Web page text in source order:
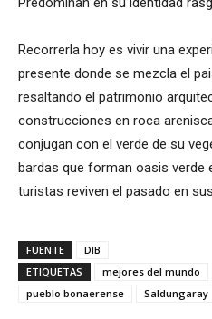
Recorrerla hoy es vivir una
presente donde se mezcla el
resaltando el patrimonio
construcciones en roca
conjugan con el verde de su
bardas que forman oasis verde
turistas reviven el pasado en
FUENTE
DIB
ETIQUETAS
mejores del mundo
pueblo bonaerense
Saldungaray